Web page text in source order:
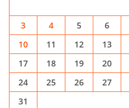
3
4 5 6
10
11 12 13
17
18 19 20
24
25 26 27
31